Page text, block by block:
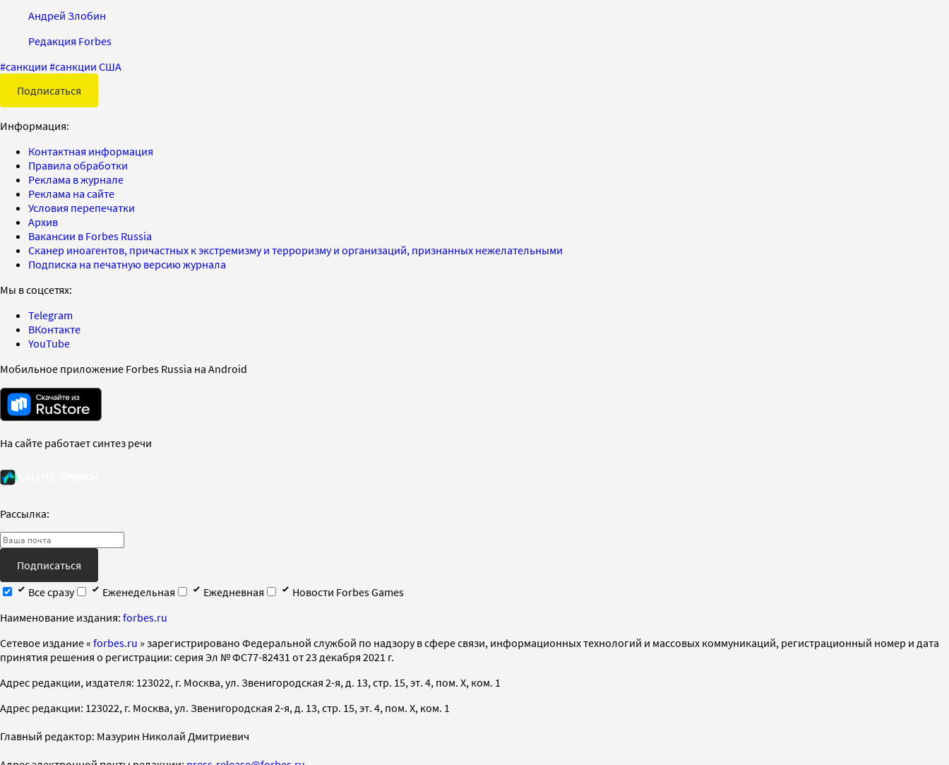
Андрей Злобин
Редакция Forbes
#санкции #санкции США
Подписаться
Информация:
Контактная информация
Правила обработки
Реклама в журнале
Реклама на сайте
Условия перепечатки
Архив
Вакансии в Forbes Russia
Сканер иноагентов, причастных к экстремизму и терроризму и организаций, признанных нежелательными
Подписка на печатную версию журнала
Мы в соцсетях:
Telegram
ВКонтакте
YouTube
Мобильное приложение Forbes Russia на Android
На сайте работает синтез речи
Рассылка:
Подписаться
Все сразу
Еженедельная Ежедневная
Новости Forbes Games
Наименование издания: forbes.ru
Cетевое издание « forbes.ru » зарегистрировано Федеральной службой по надзору в сфере связи, информационных технологий и массовых коммуникаций, регистрационный номер и дата
принятия решения о регистрации: серия Эл № ФС77-82431 от 23 декабря 2021 г.
Адрес редакции, издателя: 123022, г. Москва, ул. Звенигородская 2-я, д. 13, стр. 15, эт. 4, пом. X, ком. 1
Адрес редакции: 123022, г. Москва, ул. Звенигородская 2-я, д. 13, стр. 15, эт. 4, пом. X, ком. 1
Главный редактор: Мазурин Николай Дмитриевич